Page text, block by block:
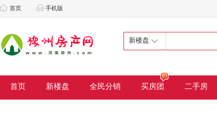
首页 手机版
新楼盘
首页 新楼盘 全民分销 买房团 二手房